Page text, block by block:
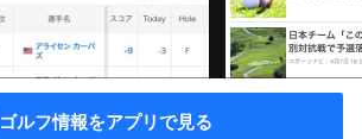
ゴルフ情報をアプリで見る